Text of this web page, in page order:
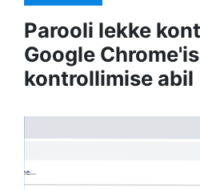
Parooli lekke
Google
kontrollimise abil